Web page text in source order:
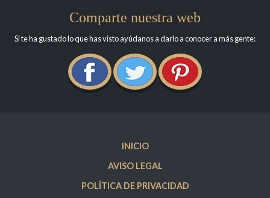
Comparte nuestra web
Si te ha gustado lo que has visto ayúdanos a darlo a conocer a más gente:
INICIO
AVISO LEGAL
POLÍTICA DE PRIVACIDAD